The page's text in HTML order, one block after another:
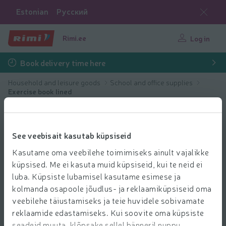
See veebisait kasutab küpsiseid
Kasutame oma veebilehe toimimiseks ainult vajalikke
küpsised. Me ei kasuta muid küpsiseid, kui te neid ei
luba. Küpsiste lubamisel kasutame esimese ja
kolmanda osapoole jõudlus- ja reklaamiküpsiseid oma
veebilehe täiustamiseks ja teie huvidele sobivamate
reklaamide edastamiseks. Kui soovite oma küpsiste
Estonian Русский
Rimi.ee Log in
Book delivery time here
Household and leisure goods
School and office supplies
Exercise book lined